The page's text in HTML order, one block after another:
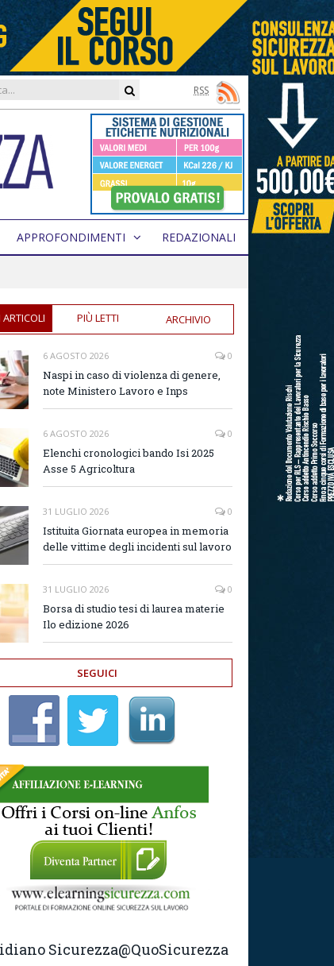
RSS
APPROFONDIMENTI REDAZIONALI
PIÙ LETTI ARCHIVIO
6 AGOSTO 2026 0
Naspi in caso di violenza di genere,
note Ministero Lavoro e Inps
6 AGOSTO 2026 0
Elenchi cronologici bando Isi 2025
Asse 5 Agricoltura
31 LUGLIO 2026 0
Istituita Giornata europea in memoria
delle vittime degli incidenti sul lavoro
31 LUGLIO 2026 0
Borsa di studio tesi di laurea materie
Ilo edizione 2026
SEGUICI
Sicurezza@QuoSicurezza